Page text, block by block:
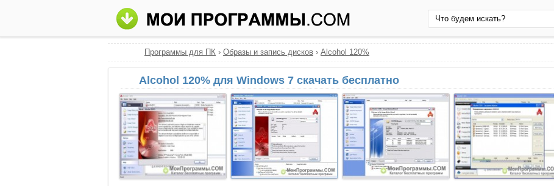
Программы для ПК › Образы и запись дисков › Alcohol 120%
Alcohol 120% для Windows 7 скачать бесплатно